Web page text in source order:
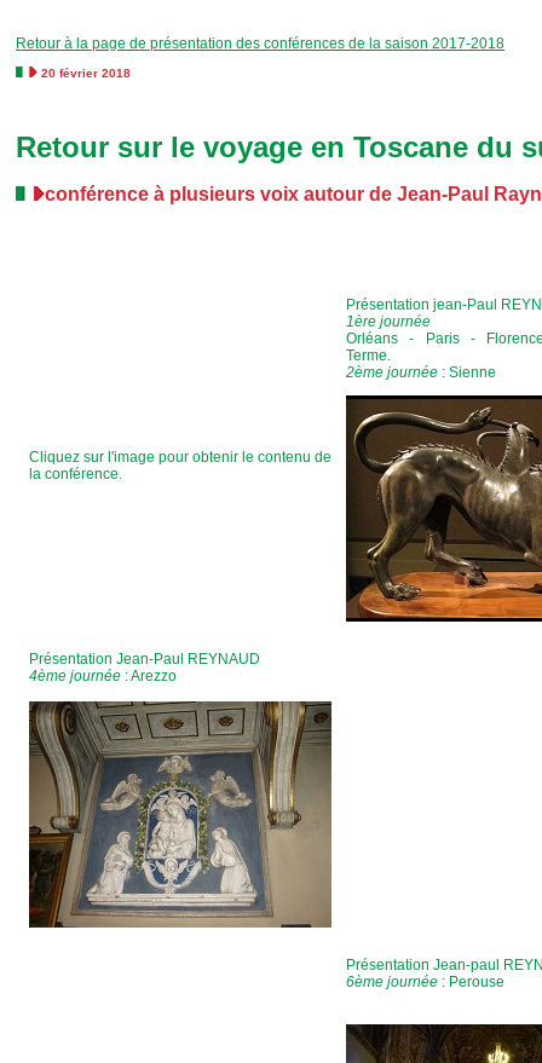
Retour à la page de présentation des conférences de la saison 2017-2018
20 février 2018
Retour sur le voyage en Toscane du
conférence à plusieurs voix autour de Jean-Paul
Cliquez sur l'image pour obtenir le contenu de
la conférence.
Présentation jean-Paul
1ère journée
Orléans - Paris -
Terme.
2ème journée : Sienne
Présentation Jean-Paul REYNAUD
4ème journée : Arezzo
Présentation Jean-paul
6ème journée : Perouse